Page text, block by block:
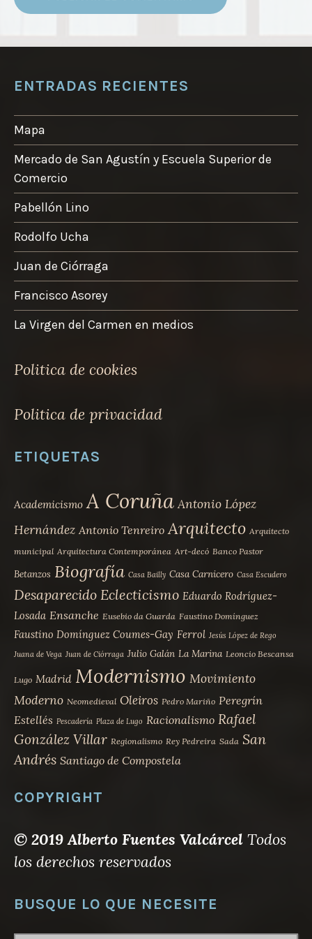
ENTRADAS RECIENTES
Mapa
Mercado de San Agustín y Escuela Superior de
Comercio
Pabellón Lino
Rodolfo Ucha
Juan de Ciórraga
Francisco Asorey
La Virgen del Carmen en medios
Politica de cookies
Politica de privacidad
ETIQUETAS
Academicismo A Coruña Antonio López
Hernández Antonio Tenreiro Arquitecto Arquitecto
municipal Arquitectura Contemporánea Art-decó Banco Pastor
Betanzos Biografía Casa Bailly Casa Carnicero Casa Escudero
Desaparecido Eclecticismo Eduardo Rodríguez-
Losada Ensanche Eusebio da Guarda Faustino Domínguez
Faustino Domínguez Coumes-Gay Ferrol Jesús López de Rego
Juana de Vega Juan de Ciórraga Julio Galán La Marina Leoncio Bescansa
Lugo Madrid Modernismo Movimiento
Moderno Neomedieval Oleiros Pedro Mariño Peregrín
Estellés Pescadería Plaza de Lugo Racionalismo Rafael
González Villar Regionalismo Rey Pedreira Sada San
Andrés Santiago de Compostela
COPYRIGHT
© 2019 Alberto Fuentes Valcárcel Todos
los derechos reservados
BUSQUE LO QUE NECESITE